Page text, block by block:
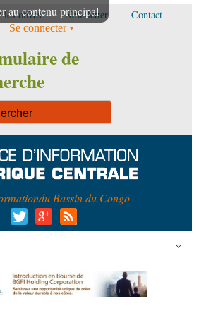
au contenu principal
les offres Newsletter Contact
Se connecter
de
du Bassin du Congo